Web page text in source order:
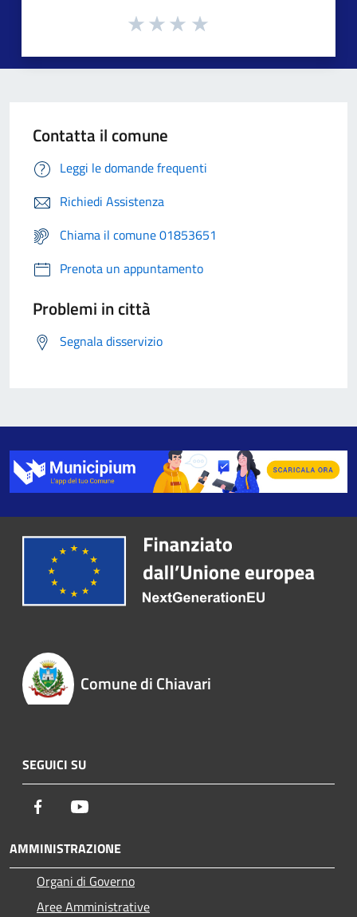
Contatta il comune
Leggi le domande frequenti
Richiedi Assistenza
Chiama il comune 01853651
Prenota un appuntamento
Problemi in città
Segnala disservizio
Comune di Chiavari
SEGUICI SU
Facebook
AMMINISTRAZIONE
Organi di Governo
Aree Amministrative